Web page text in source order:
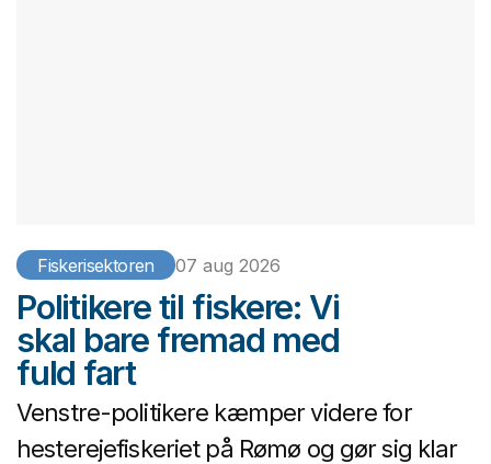
Fiskerisektoren 07 aug 2026
Politikere til fiskere: Vi
skal bare fremad med
fuld fart
Venstre-politikere kæmper videre for
hesterejefiskeriet på Rømø og gør sig klar